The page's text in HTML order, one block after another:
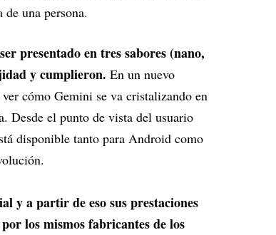
una persona.
presentado en tres sabores (nano,
y cumplieron. En un nuevo
cómo Gemini se va cristalizando en
Desde el punto de vista del usuario
disponible tanto para Android como
y a partir de eso sus prestaciones
los mismos fabricantes de los